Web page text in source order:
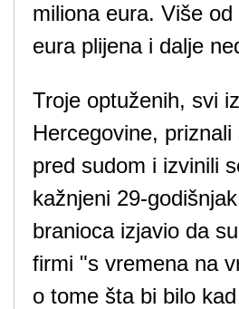
miliona eura. Više
eura plijena i dalje
Troje optuženih, svi
Hercegovine,
pred sudom i izvinili
kažnjeni 29-
branioca izjavio da
firmi "s vremena na
o tome šta bi bilo